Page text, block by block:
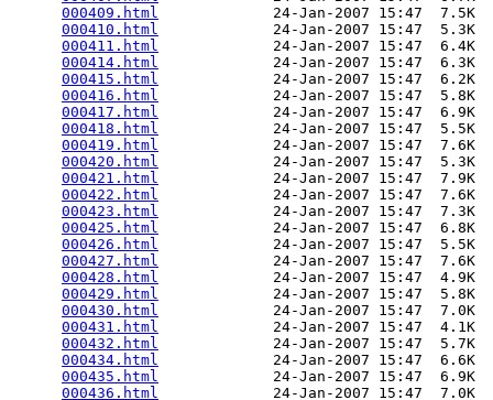
000409.html
             24-Jan-2007 15:47  7.5K
000410.html
             24-Jan-2007 15:47  5.3K
000411.html
             24-Jan-2007 15:47  6.4K
000414.html
             24-Jan-2007 15:47  6.3K
000415.html
             24-Jan-2007 15:47  6.2K
000416.html
             24-Jan-2007 15:47  5.8K
000417.html
             24-Jan-2007 15:47  6.9K
000418.html
             24-Jan-2007 15:47  5.5K
000419.html
             24-Jan-2007 15:47  7.6K
000420.html
             24-Jan-2007 15:47  5.3K
000421.html
             24-Jan-2007 15:47  7.9K
000422.html
             24-Jan-2007 15:47  7.6K
000423.html
             24-Jan-2007 15:47  7.3K
000425.html
             24-Jan-2007 15:47  6.8K
000426.html
             24-Jan-2007 15:47  5.5K
000427.html
             24-Jan-2007 15:47  7.6K
000428.html
             24-Jan-2007 15:47  4.9K
000429.html
             24-Jan-2007 15:47  5.8K
000430.html
             24-Jan-2007 15:47  7.0K
000431.html
             24-Jan-2007 15:47  4.1K
000432.html
             24-Jan-2007 15:47  5.7K
000434.html
             24-Jan-2007 15:47  6.6K
000435.html
             24-Jan-2007 15:47  6.9K
000436.html
             24-Jan-2007 15:47  7.0K